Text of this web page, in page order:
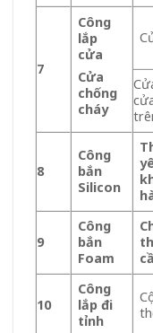
7
Công
lắp
cửa
Cửa
chống
cháy
8
Công
bắn
Silicon
9
Công
bắn
Foam
10
Công
lắp đi
tỉnh